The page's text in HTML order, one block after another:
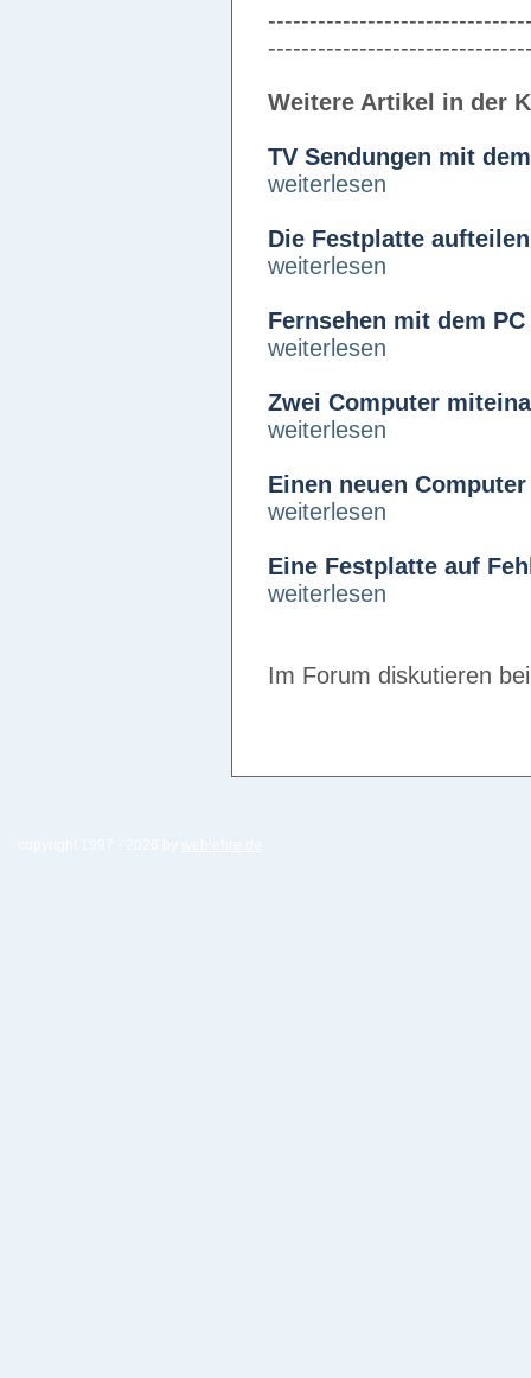
Weitere Artikel in der
TV Sendungen mit
weiterlesen
Die Festplatte aufteilen
weiterlesen
Fernsehen mit dem PC
weiterlesen
Zwei Computer
weiterlesen
Einen neuen
weiterlesen
Eine Festplatte auf
weiterlesen
Im Forum diskutieren